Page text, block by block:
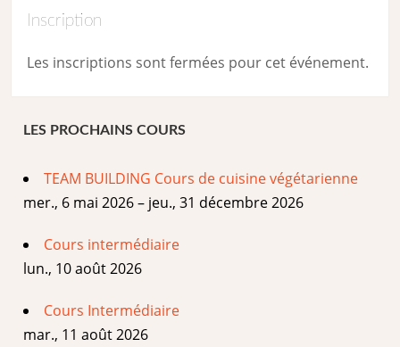
Inscription
Les inscriptions sont fermées pour cet événement.
LES PROCHAINS COURS
TEAM BUILDING Cours de cuisine végétarienne
mer., 6 mai 2026 – jeu., 31 décembre 2026
Cours intermédiaire
lun., 10 août 2026
Cours Intermédiaire
mar., 11 août 2026